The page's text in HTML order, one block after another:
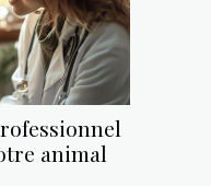
animal